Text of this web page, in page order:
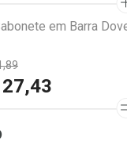
em Barra
27,43